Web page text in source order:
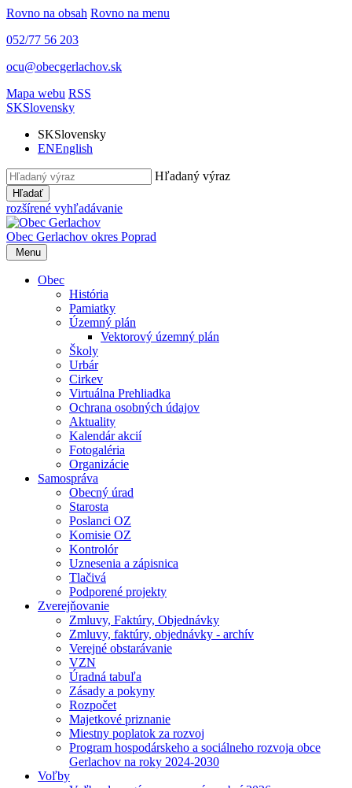
Rovno na obsah Rovno na menu
052/77 56 203
ocu@obecgerlachov.sk
Mapa webu RSS
SKSlovensky
SKSlovensky
ENEnglish
Hľadaný výraz
Hľadať
rozšírené vyhľadávanie
Obec Gerlachov okres Poprad
Menu
Obec
História
Pamiatky
Územný plán
Vektorový územný plán
Školy
Urbár
Cirkev
Virtuálna Prehliadka
Ochrana osobných údajov
Aktuality
Kalendár akcií
Fotogaléria
Organizácie
Samospráva
Obecný úrad
Starosta
Poslanci OZ
Komisie OZ
Kontrolór
Uznesenia a zápisnica
Tlačivá
Podporené projekty
Zverejňovanie
Zmluvy, Faktúry, Objednávky
Zmluvy, faktúry, objednávky - archív
Verejné obstarávanie
VZN
Úradná tabuľa
Zásady a pokyny
Rozpočet
Majetkové priznanie
Miestny poplatok za rozvoj
Program hospodárskeho a sociálneho rozvoja obce
Gerlachov na roky 2024-2030
Voľby